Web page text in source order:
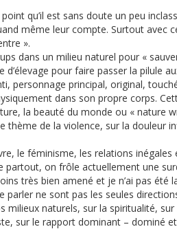
qu’il est sans doute un peu
même leur compte. Surtout avec
».
dans un milieu naturel pour «
d’élevage pour faire passer la
personnage principal, original,
dans son propre corps.
la beauté du monde ou «
de la violence, sur la douleur
le féminisme, les relations
on frôle actuellement une
très bien amené et je n’ai pas été
ne sont pas les seules
naturels, sur la spiritualité,
sur le rapport dominant – dominé